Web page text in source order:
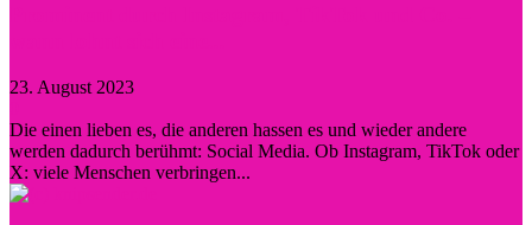
23. August 2023
Die einen lieben es, die anderen hassen es und wieder andere
werden dadurch berühmt: Social Media. Ob Instagram, TikTok oder
X: viele Menschen verbringen...